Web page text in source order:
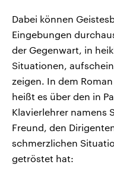
Dabei können
Eingebungen
der Gegenwart, in
Situationen,
zeigen. In dem
heißt es über den in
Klavierlehrer namens
Freund, den
schmerzlichen
getröstet hat: